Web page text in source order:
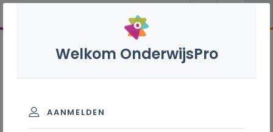
Welkom OnderwijsPro
AANMELDEN